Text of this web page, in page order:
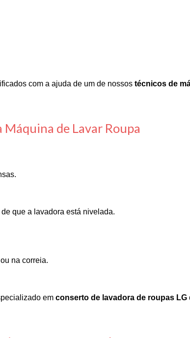
com a ajuda de um de nossostécnicos de
Máquina de Lavar Roupa
que a lavadora está nivelada.
na correia.
emconserto de lavadora de roupas LG